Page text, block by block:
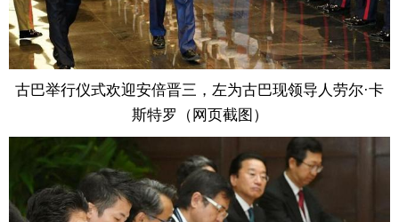
古巴举行仪式欢迎安倍晋三，左为古巴现领导人劳尔·卡
斯特罗（网页截图）